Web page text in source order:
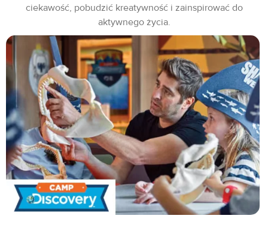
ciekawość, pobudzić kreatywność i zainspirować do
aktywnego życia.